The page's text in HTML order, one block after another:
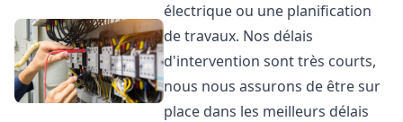
électrique ou une planification
de travaux. Nos délais
d'intervention sont très courts,
nous nous assurons de être sur
place dans les meilleurs délais